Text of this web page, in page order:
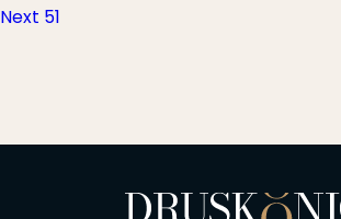
tarp
Next Next
51